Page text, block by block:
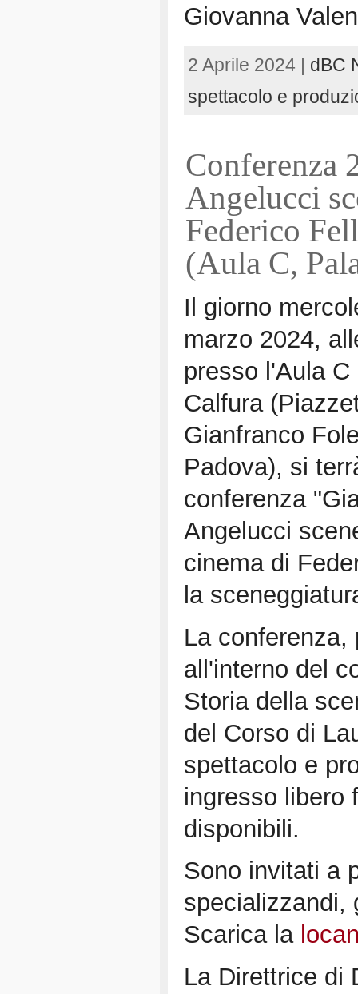
Giovanna
2 Aprile 2024 | dBC
spettacolo e
Conferenza
Angelucci
Federico
(Aula C,
Il giorno
marzo 2024,
presso l'Aula
Calfura
Gianfranco
Padova), si
conferenza
Angelucci
cinema di
la
La conferenza,
all'interno del
Storia della
del Corso di
spettacolo e
ingresso libero
disponibili.
Sono invitati a
specializzandi,
Scarica la
La Direttrice di